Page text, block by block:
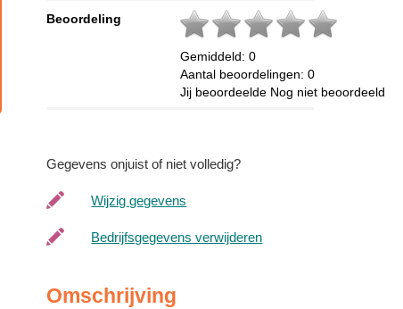
Beoordeling
Gemiddeld:0
Aantal beoordelingen:0
Jij beoordeelde Nog niet beoordeeld
Gegevens onjuist of niet volledig?
Wijzig gegevens
Bedrijfsgegevens verwijderen
Omschrijving